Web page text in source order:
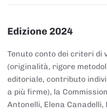
Edizione 2024
Tenuto conto dei criteri di
(originalità, rigore
editoriale, contributo
a più firme), la
Antonelli, Elena